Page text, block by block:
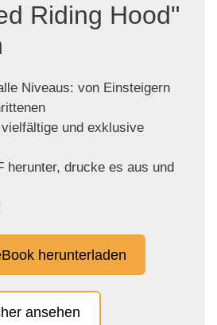
Riding Hood"
Niveaus: von Einsteigern
und exklusive
herunter, drucke es aus und
herunterladen
ansehen